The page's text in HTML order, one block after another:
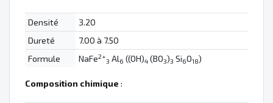
Densité
3.20
Dureté
7.00 à 7.50
Formule
NaFe2+
3 Al6 ((OH)4 (BO3)3 Si6O18)
Composition chimique :